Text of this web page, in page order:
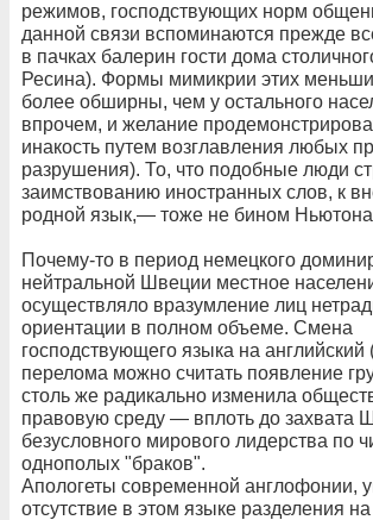
режимов, господствующих норм
данной связи вспоминаются прежде
в пачках балерин гости дома
Ресина). Формы мимикрии этих
более обширны, чем у остального
впрочем, и желание
инакость путем возглавления любых
разрушения). То, что подобные люди
заимствованию иностранных слов, к
родной язык,— тоже не бином
Почему-то в период немецкого
нейтральной Швеции местное
осуществляло вразумление лиц
ориентации в полном объеме. Смена
господствующего языка на английский
перелома можно считать появление
столь же радикально изменила
правовую среду — вплоть до захвата
безусловного мирового лидерства по
однополых "браков".
Апологеты современной англофонии,
отсутствие в этом языке разделения